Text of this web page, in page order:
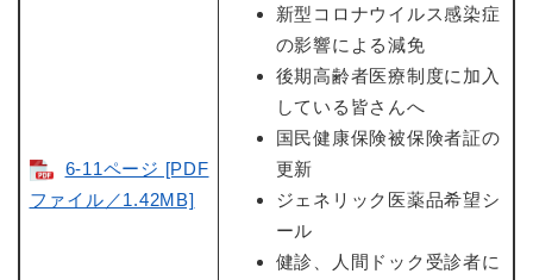
6-11ページ [PDF
ファイル／1.42MB]
新型コロナウイルス感染症
の影響による減免
後期高齢者医療制度に加入
している皆さんへ
国民健康保険被保険者証の
更新
ジェネリック医薬品希望シ
ール
健診、人間ドック受診者に